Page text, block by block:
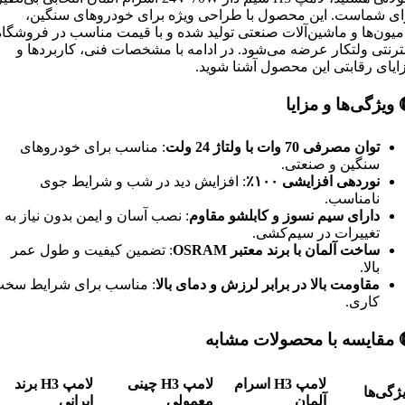
شماست. این محصول با طراحی ویژه برای خودروهای سنگین،
و ماشین‌آلات صنعتی تولید شده و با قیمت مناسب در
ولتکار عرضه می‌شود. در ادامه با مشخصات فنی، کاربردها و
رقابتی این محصول آشنا شوید.
ویژگی‌ها و مزایا
توان مصرفی 70 وات با ولتاژ 24 ولت
: مناسب برای خودروهای
سنگین و صنعتی.
نوردهی افزایشی ۱۰۰٪
: افزایش دید در شب و شرایط جوی
نامناسب.
دارای سیم نسوز و کابلشو مقاوم: نصب آسان و ایمن بدون نیاز به
تغییرات در سیم‌کشی.
ساخت آلمان با برند معتبر
: تضمین کیفیت و طول عمر
بالا.
مقاومت بالا در برابر لرزش و دمای بالا: مناسب برای شرایط
کاری.
مقایسه با محصولات مشابه
لامپ
اسرام
آلمان
لامپ
چینی
معمولی
لامپ
برند
ایرانی